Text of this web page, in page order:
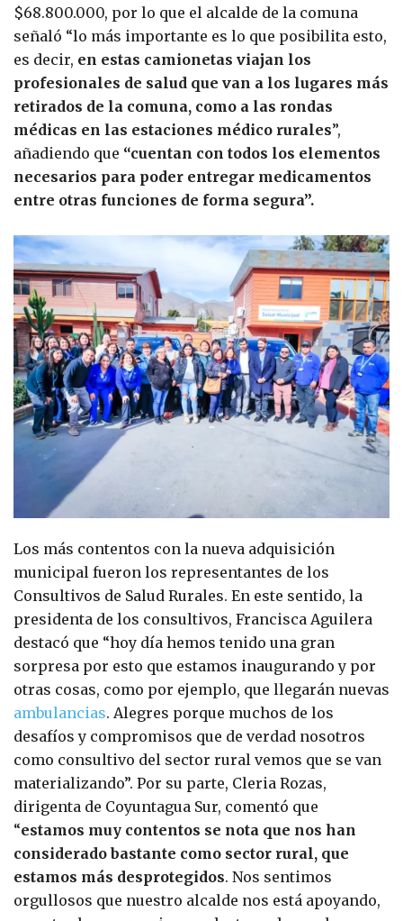
$68.800.000, por lo que el alcalde de la comuna
señaló “lo más importante es lo que posibilita esto,
es decir, en estas camionetas viajan los
profesionales de salud que van a los lugares más
retirados de la comuna, como a las rondas
médicas en las estaciones médico rurales”,
añadiendo que “cuentan con todos los elementos
necesarios para poder entregar medicamentos
entre otras funciones de forma segura”.
Los más contentos con la nueva adquisición
municipal fueron los representantes de los
Consultivos de Salud Rurales. En este sentido, la
presidenta de los consultivos, Francisca Aguilera
destacó que “hoy día hemos tenido una gran
sorpresa por esto que estamos inaugurando y por
otras cosas, como por ejemplo, que llegarán nuevas
ambulancias. Alegres porque muchos de los
desafíos y compromisos que de verdad nosotros
como consultivo del sector rural vemos que se van
materializando”. Por su parte, Cleria Rozas,
dirigenta de Coyuntagua Sur, comentó que
“estamos muy contentos se nota que nos han
considerado bastante como sector rural, que
estamos más desprotegidos. Nos sentimos
orgullosos que nuestro alcalde nos está apoyando,